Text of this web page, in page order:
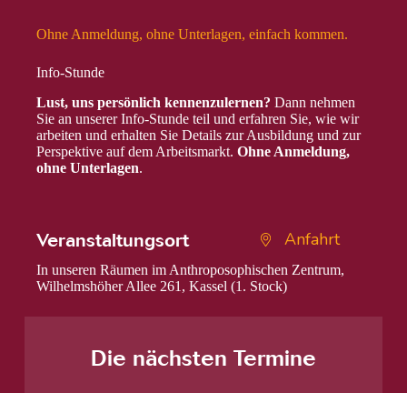
Ohne Anmeldung, ohne Unterlagen, einfach kommen.
Info-Stunde
Lust, uns persönlich kennenzulernen? Dann nehmen
Sie an unserer Info-Stunde teil und erfahren Sie, wie wir
arbeiten und erhalten Sie Details zur Ausbildung und zur
Perspektive auf dem Arbeitsmarkt.Ohne Anmeldung,
ohne Unterlagen.
Veranstaltungsort Anfahrt
In unseren Räumen im Anthroposophischen Zentrum,
Wilhelmshöher Allee 261, Kassel (1. Stock)
Die nächsten Termine